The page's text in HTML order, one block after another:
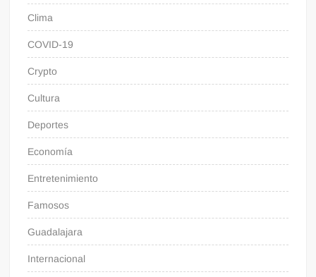
Clima
COVID-19
Crypto
Cultura
Deportes
Economía
Entretenimiento
Famosos
Guadalajara
Internacional